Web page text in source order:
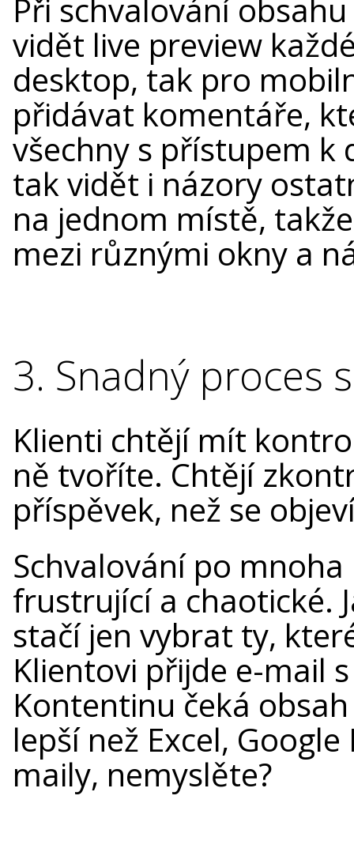
Při schvalování
vidět live preview
desktop, tak pro
přidávat komentáře,
všechny s přístupem
tak vidět i názory
na jednom místě,
mezi různými okny a
3. Snadný proces
Klienti chtějí mít
ně tvoříte. Chtějí
příspěvek, než se
Schvalování po
frustrující a chaotické.
stačí jen vybrat ty,
Klientovi přijde e-mail
Kontentinu čeká
lepší než Excel,
maily, nemyslěte?